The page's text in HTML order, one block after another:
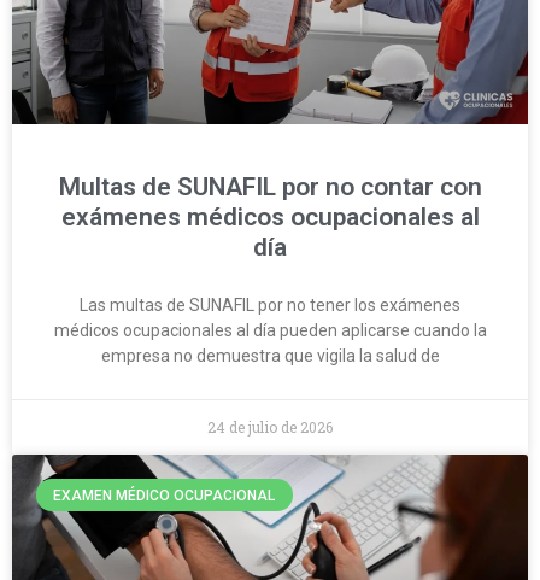
Multas de SUNAFIL por no contar con
exámenes médicos ocupacionales al
día
Las multas de SUNAFIL por no tener los exámenes
médicos ocupacionales al día pueden aplicarse cuando la
empresa no demuestra que vigila la salud de
24 de julio de 2026
EXAMEN MÉDICO OCUPACIONAL